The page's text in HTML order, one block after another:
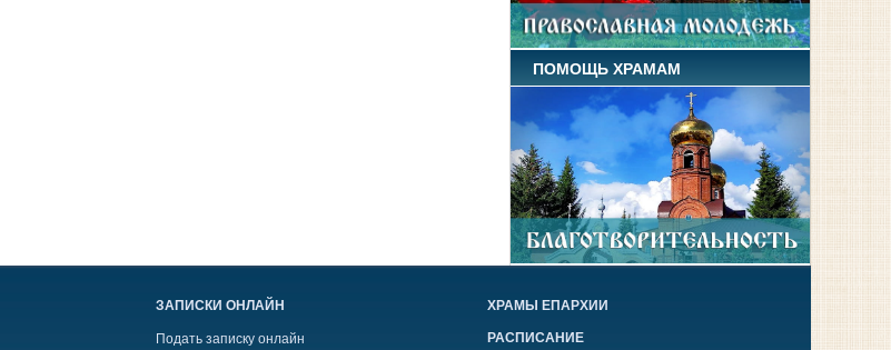
ПОМОЩЬ ХРАМАМ
ЗАПИСКИ ОНЛАЙН
Подать записку онлайн
ХРАМЫ ЕПАРХИИ
РАСПИСАНИЕ